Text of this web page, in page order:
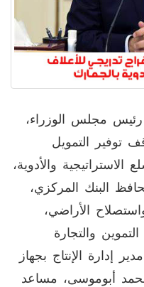
مجلس الوزراء،
توفير التمويل
الاستراتيجية والأدوية،
البنك المركزي،
الأراضي،
والتجارة
إدارة الإنتاج بجهاز
أبوموسى، مساعد